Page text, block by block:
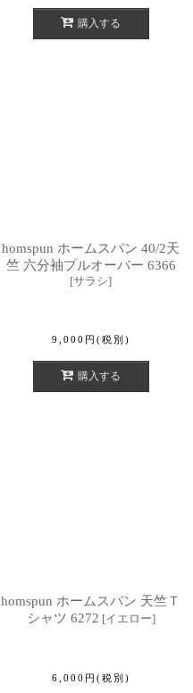
購入する
homspun ホームスパン 40/2天
竺 六分袖プルオーバー 6366
[サラシ]
9,000 円 (税別)
購入する
homspun ホームスパン 天竺Ｔ
シャツ 6272 [イエロー]
6,000 円 (税別)